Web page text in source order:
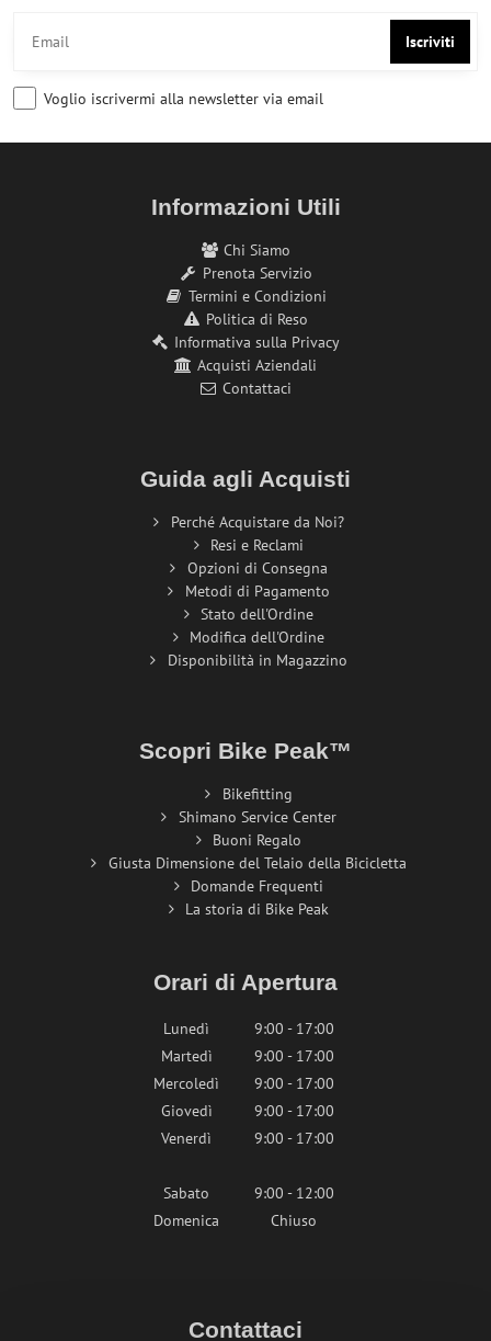
Iscriviti
Voglio iscrivermi alla newsletter via email
Informazioni Utili
Chi Siamo
Prenota Servizio
Termini e Condizioni
Politica di Reso
Informativa sulla Privacy
Acquisti Aziendali
Contattaci
Guida agli Acquisti
Perché Acquistare da Noi?
Resi e Reclami
Opzioni di Consegna
Metodi di Pagamento
Stato dell'Ordine
Modifica dell'Ordine
Disponibilità in Magazzino
Scopri Bike Peak™
Bikefitting
Shimano Service Center
Buoni Regalo
Giusta Dimensione del Telaio della Bicicletta
Domande Frequenti
La storia di Bike Peak
Orari di Apertura
Lunedì
9:00 - 17:00
Martedì
9:00 - 17:00
Mercoledì
9:00 - 17:00
Giovedì
9:00 - 17:00
Venerdì
9:00 - 17:00
Sabato
9:00 - 12:00
Domenica
Chiuso
Contattaci